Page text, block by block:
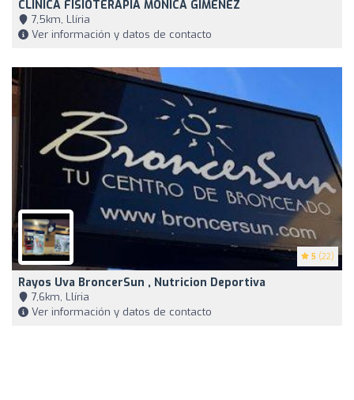
CLINICA FISIOTERAPIA MONICA GIMENEZ
7,5km, Llíria
Ver información y datos de contacto
5 (22)
Rayos Uva BroncerSun , Nutricion Deportiva
7,6km, Llíria
Ver información y datos de contacto